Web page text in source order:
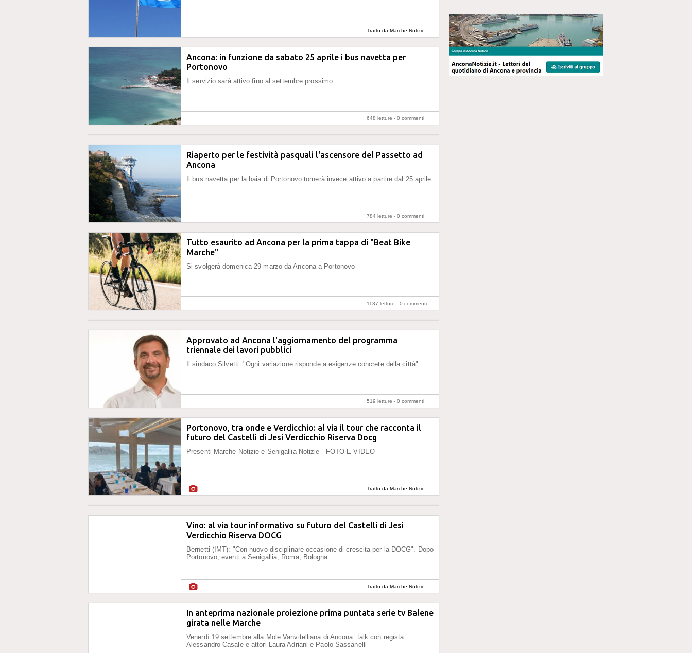
Tratto da Marche Notizie
Ancona: in funzione da sabato 25 aprile i bus navetta per
Portonovo
Il servizio sarà attivo fino al settembre prossimo
648 letture - 0 commenti
Riaperto per le festività pasquali l'ascensore del Passetto ad
Ancona
Il bus navetta per la baia di Portonovo tornerà invece attivo a partire dal 25 aprile
784 letture - 0 commenti
Tutto esaurito ad Ancona per la prima tappa di "Beat Bike
Marche"
Si svolgerà domenica 29 marzo da Ancona a Portonovo
1137 letture - 0 commenti
Approvato ad Ancona l'aggiornamento del programma
triennale dei lavori pubblici
Il sindaco Silvetti: "Ogni variazione risponde a esigenze concrete della città"
519 letture - 0 commenti
Portonovo, tra onde e Verdicchio: al via il tour che racconta il
futuro del Castelli di Jesi Verdicchio Riserva Docg
Presenti Marche Notizie e Senigallia Notizie - FOTO E VIDEO
Tratto da Marche Notizie
Vino: al via tour informativo su futuro del Castelli di Jesi
Verdicchio Riserva DOCG
Bernetti (IMT): "Con nuovo disciplinare occasione di crescita per la DOCG". Dopo
Portonovo, eventi a Senigallia, Roma, Bologna
Tratto da Marche Notizie
In anteprima nazionale proiezione prima puntata serie tv Balene
girata nelle Marche
Venerdì 19 settembre alla Mole Vanvitelliana di Ancona: talk con regista
Alessandro Casale e attori Laura Adriani e Paolo Sassanelli